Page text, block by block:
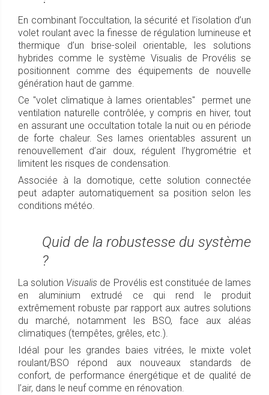
En combinant l’occultation, la sécurité et l’isolation d’un
volet roulant avec la finesse de régulation lumineuse et
thermique d’un brise-soleil orientable, les solutions
hybrides comme le système Visualis de Provélis se
positionnent comme des équipements de nouvelle
génération haut de gamme.
Ce "volet climatique à lames orientables" permet une
ventilation naturelle contrôlée, y compris en hiver, tout
en assurant une occultation totale la nuit ou en période
de forte chaleur. Ses lames orientables assurent un
renouvellement d’air doux, régulent l’hygrométrie et
limitent les risques de condensation.
Associée à la domotique, cette solution connectée
peut adapter automatiquement sa position selon les
conditions météo.
Quid de la robustesse du système
?
La solution Visualis de Provélis est constituée de lames
en aluminium extrudé ce qui rend le produit
extrêmement robuste par rapport aux autres solutions
du marché, notamment les BSO, face aux aléas
climatiques (tempêtes, grêles, etc.).
Idéal pour les grandes baies vitrées, le mixte volet
roulant/BSO répond aux nouveaux standards de
confort, de performance énergétique et de qualité de
l’air, dans le neuf comme en rénovation.